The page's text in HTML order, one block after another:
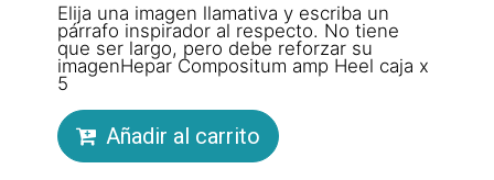
Elija una imagen llamativa y escriba un
párrafo inspirador al respecto. No tiene
que ser largo, pero debe reforzar su
imagenHepar Compositum amp Heel caja x
5
Añadir al carrito